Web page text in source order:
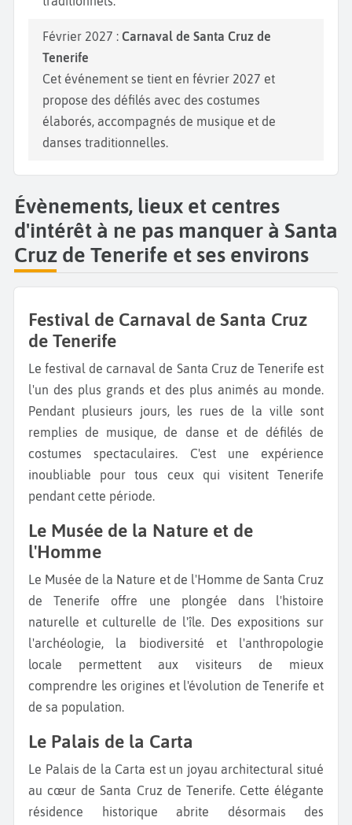
Février 2027 : Carnaval de Santa Cruz de
Tenerife
Cet événement se tient en février 2027 et
propose des défilés avec des costumes
élaborés, accompagnés de musique et de
danses traditionnelles.
Évènements, lieux et centres
d'intérêt à ne pas manquer à Santa
Cruz de Tenerife et ses environs
Festival de Carnaval de Santa Cruz
de Tenerife
Le festival de carnaval de Santa Cruz de Tenerife est
l'un des plus grands et des plus animés au monde.
Pendant plusieurs jours, les rues de la ville sont
remplies de musique, de danse et de défilés de
costumes spectaculaires. C'est une expérience
inoubliable pour tous ceux qui visitent Tenerife
pendant cette période.
Le Musée de la Nature et de
l'Homme
Le Musée de la Nature et de l'Homme de Santa Cruz
de Tenerife offre une plongée dans l'histoire
naturelle et culturelle de l'île. Des expositions sur
l'archéologie, la biodiversité et l'anthropologie
locale permettent aux visiteurs de mieux
comprendre les origines et l'évolution de Tenerife et
de sa population.
Le Palais de la Carta
Le Palais de la Carta est un joyau architectural situé
au cœur de Santa Cruz de Tenerife. Cette élégante
résidence historique abrite désormais des